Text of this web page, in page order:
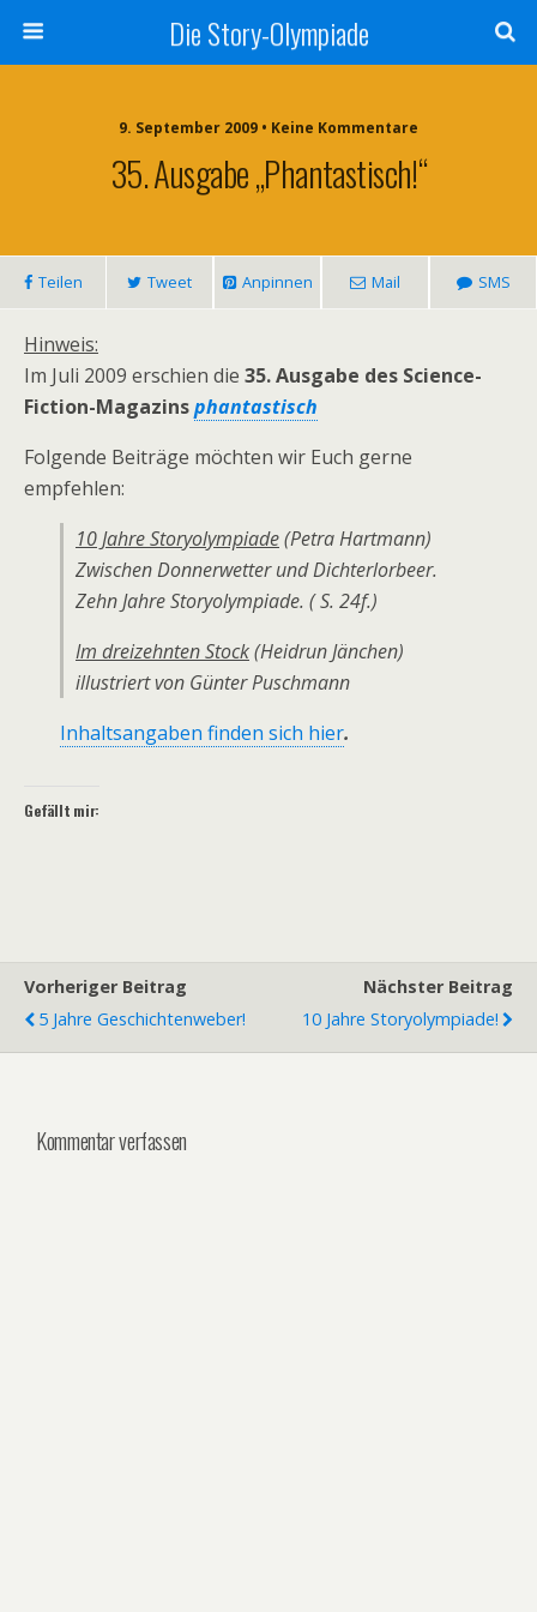
Die Story-Olympiade
9. September 2009 • Keine Kommentare
35. Ausgabe „phantastisch!“
Teilen Tweet Anpinnen Mail SMS
Hinweis:
Im Juli 2009 erschien die 35. Ausgabe des Science-
Fiction-Magazinsphantastisch
Folgende Beiträge möchten wir Euch gerne
empfehlen:
10 Jahre Storyolympiade(Petra Hartmann)
Zwischen Donnerwetter und Dichterlorbeer.
Zehn Jahre Storyolympiade. ( S. 24f.)
Im dreizehnten Stock(Heidrun Jänchen)
illustriert von Günter Puschmann
Inhaltsangaben finden sich hier.
Gefällt mir:
Vorheriger Beitrag
5 Jahre Geschichtenweber!
Nächster Beitrag
10 Jahre Storyolympiade!
Kommentar verfassen